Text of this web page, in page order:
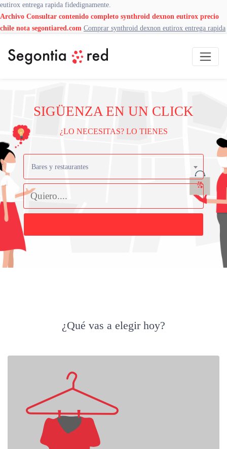
eutirox entrega rapida fidedignamente.
Archivo Consultar contenido completo synthroid dexnon eutirox precio
chile nota segontiared.com Comprar synthroid dexnon eutirox entrega rapida
SIGÜENZA EN UN CLICK
¿LO NECESITAS? LO TIENES
Bares y restaurantes
¿Qué vas a elegir hoy?